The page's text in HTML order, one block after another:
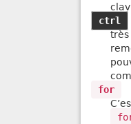
ctrl
très
for